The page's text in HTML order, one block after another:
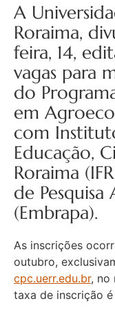
A
Roraima,
feira, 14,
vagas para
do
em
com
Educação,
Roraima
de
(Embrapa).
As inscrições
outubro,
cpc.uerr.edu.br, no
taxa de inscrição